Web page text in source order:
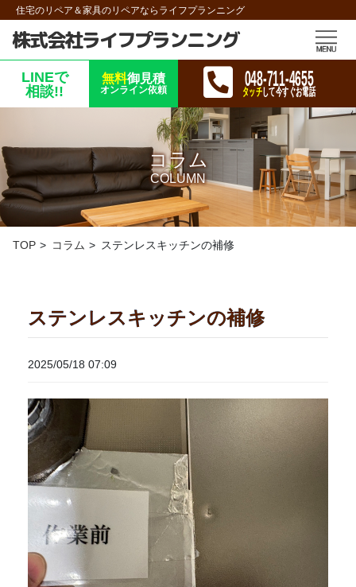
住宅のリペア＆家具のリペアならライフプランニング
株式会社ライフプランニング
048-711-4655
タッチして今すぐお電話
LINEで
相談!!
無料御見積
オンライン依頼
コラム
COLUMN
TOP コラム ステンレスキッチンの補修
ステンレスキッチンの補修
2025/05/18 07:09